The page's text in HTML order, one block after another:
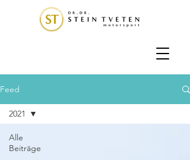
Feed
Alle
Beiträge
2021